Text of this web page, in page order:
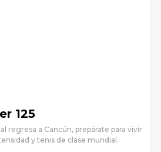
125
regresa a Cancún, prepárate para vivir
y tenis de clase mundial.